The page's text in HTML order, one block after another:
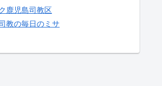
鹿児島司教区
教の毎日のミサ